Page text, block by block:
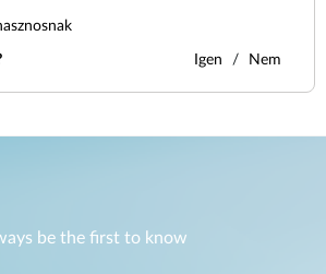
Igen Nem
be the first to know